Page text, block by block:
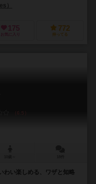
）
175
お気に入り
772
持ってる
6.5
い楽しめる、ワザと知略